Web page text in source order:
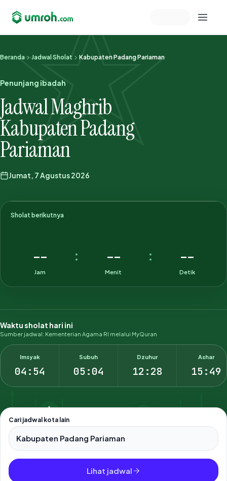
Memeriksa sesi akun
Beranda Jadwal Sholat Kabupaten Padang Pariaman
Penunjang ibadah
Jadwal Maghrib
Kabupaten Padang
Pariaman
Jumat, 7 Agustus 2026
Sholat berikutnya
--
Jam
: --
Menit
: --
Detik
Waktu sholat hari ini
Sumber jadwal: Kementerian Agama RI melalui MyQuran
Imsyak
04:54
Subuh
05:04
Dzuhur
12:28
Ashar
15:49
Cari jadwal kota lain
Pilih salah satu dari 500+ kota dan kabupaten di Indonesia.
Lihat jadwal